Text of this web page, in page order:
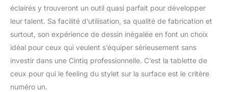
éclairés y trouveront un outil quasi parfait pour développer
leur talent. Sa facilité d’utilisation, sa qualité de fabrication et
surtout, son expérience de dessin inégalée en font un choix
idéal pour ceux qui veulent s’équiper sérieusement sans
investir dans une Cintiq professionnelle. C’est la tablette de
ceux pour qui le feeling du stylet sur la surface est le critère
numéro un.